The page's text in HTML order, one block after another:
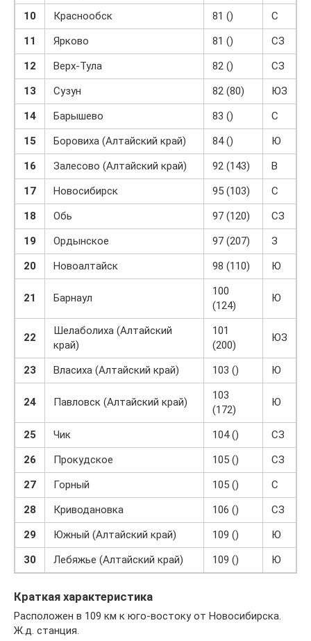
10
Краснообск 81 ()
С
11
Ярково 81 ()
СЗ
12
Верх-Тула 82 ()
СЗ
13
Сузун 82 (80)
ЮЗ
14
Барышево 83 ()
С
15
Боровиха (Алтайский край) 84 ()
Ю
16
Залесово (Алтайский край) 92 (143)
В
17
Новосибирск 95 (103)
С
18
Обь 97 (120)
СЗ
19
Ордынское 97 (207)
З
20
Новоалтайск 98 (110) Ю
21 Барнаул
100
(124)
Ю
22
Шелаболиха (Алтайский
край)
101
(200)
ЮЗ
23 Власиха (Алтайский край) 103 () Ю
24 Павловск (Алтайский край)
103
(172)
Ю
25 Чик 104 ()
СЗ
26
Прокудское 105 ()
СЗ
27
Горный 105 ()
С
28
Криводановка 106 ()
СЗ
29
Южный (Алтайский край) 109 ()
Ю
30
Лебяжье (Алтайский край) 109 () Ю
Краткая характеристика
Расположен в 109 км к юго-востоку от Новосибирска.
Ж.д. станция.